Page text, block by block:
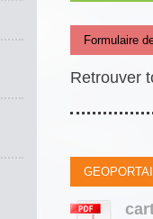
Formulaire
Retrouver